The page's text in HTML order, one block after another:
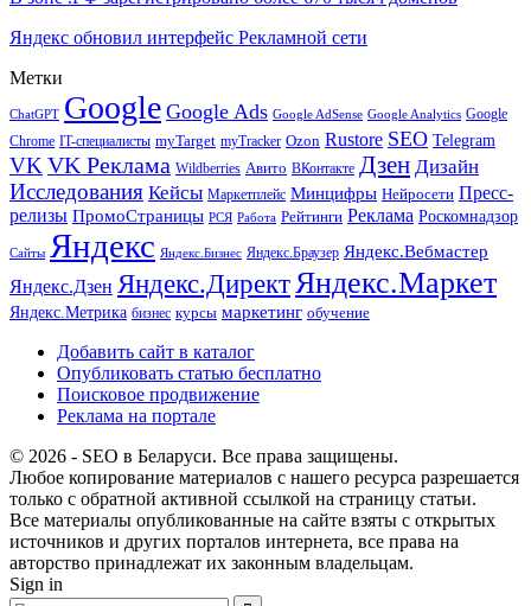
Яндекс обновил интерфейс Рекламной сети
Метки
ChatGPT Google Google Ads Google AdSense Google Analytics Google
Chrome IT-специалисты myTarget myTracker Ozon Rustore SEO Telegram
VK VK Реклама Wildberries Авито ВКонтакте Дзен Дизайн
Исследования Кейсы Маркетплейс Минцифры Нейросети Пресс-
релизы ПромоСтраницы РСЯ Работа Рейтинги Реклама Роскомнадзор
Сайты Яндекс Яндекс.Бизнес Яндекс.Браузер Яндекс.Вебмастер
Яндекс.Дзен Яндекс.ДиректЯндекс.Маркет
Яндекс.Метрика бизнес курсы маркетинг обучение
Добавить сайт в каталог
Опубликовать статью бесплатно
Поисковое продвижение
Реклама на портале
© 2026 - SEO в Беларуси. Все права защищены.
Любое копирование материалов с нашего ресурса разрешается
только с обратной активной ссылкой на страницу статьи.
Все материалы опубликованные на сайте взяты с открытых
источников и других порталов интернета, все права на
авторство принадлежат их законным владельцам.
Sign in